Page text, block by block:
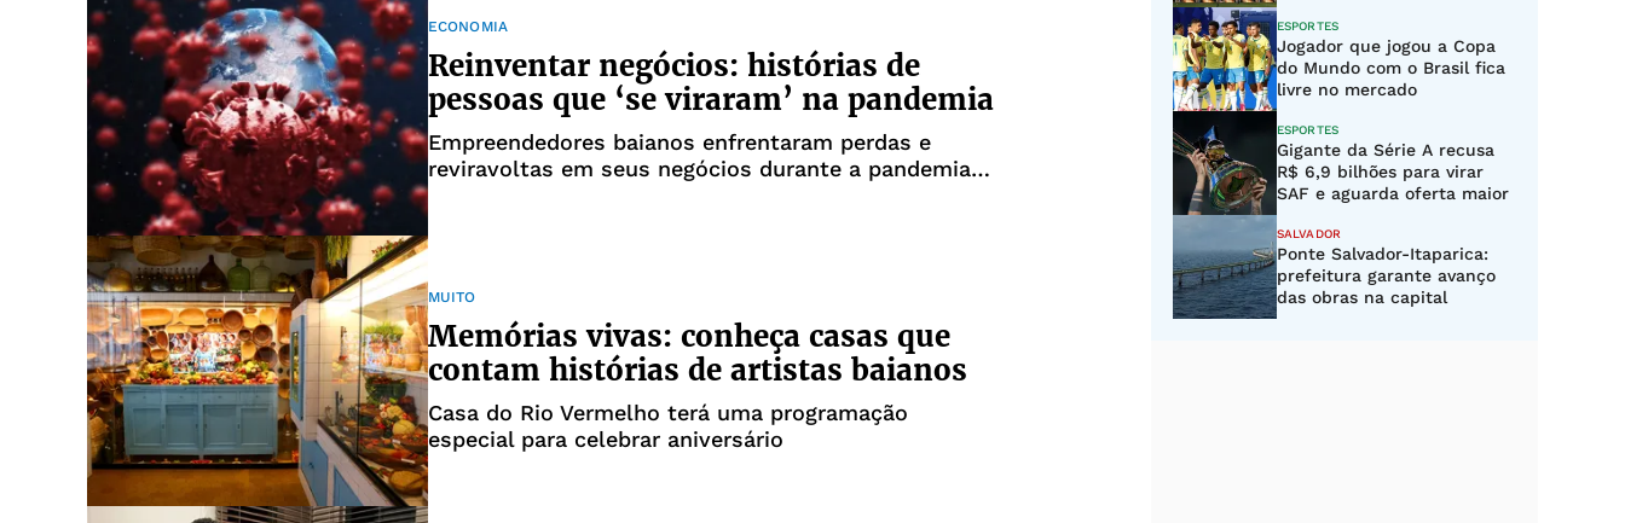
ECONOMIA
Reinventar negócios: histórias de
pessoas que ‘se viraram’ na pandemia
Empreendedores baianos enfrentaram perdas e
reviravoltas em seus negócios durante a pandemia
MUITO
Memórias vivas: conheça casas que
contam histórias de artistas baianos
Casa do Rio Vermelho terá uma programação
especial para celebrar aniversário
ESPORTES
Jogador que jogou a Copa
do Mundo com o Brasil fica
livre no mercado
ESPORTES
Gigante da Série A recusa
R$ 6,9 bilhões para virar
SAF e aguarda oferta maior
SALVADOR
Ponte Salvador-Itaparica:
prefeitura garante avanço
das obras na capital